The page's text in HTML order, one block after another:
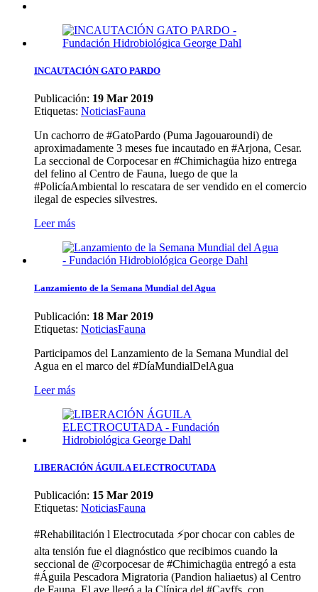
INCAUTACIÓN GATO PARDO
Publicación: 19 Mar 2019
Etiquetas: NoticiasFauna
Un cachorro de #GatoPardo (Puma Jagouaroundi) de
aproximadamente 3 meses fue incautado en #Arjona, Cesar.
La seccional de Corpocesar en #Chimichagüa hizo entrega
del felino al Centro de Fauna, luego de que la
#PolicíaAmbiental lo rescatara de ser vendido en el comercio
ilegal de especies silvestres.
Leer más
Lanzamiento de la Semana Mundial del Agua
Publicación: 18 Mar 2019
Etiquetas: NoticiasFauna
Participamos del Lanzamiento de la Semana Mundial del
Agua en el marco del #DíaMundialDelAgua
Leer más
LIBERACIÓN ÁGUILA ELECTROCUTADA
Publicación: 15 Mar 2019
Etiquetas: NoticiasFauna
#Rehabilitación l Electrocutada ⚡️por chocar con cables de
alta tensión fue el diagnóstico que recibimos cuando la
seccional de @corpocesar de #Chimichagüa entregó a esta
#Águila Pescadora Migratoria (Pandion haliaetus) al Centro
de Fauna. El ave llegó a la Clínica del #Cavffs, con